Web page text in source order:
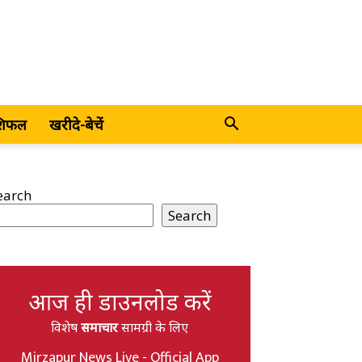
खरीदे-बेचें
Search
आज ही डाउनलोड करें
विशेषसमाचारसामग्री के लिए